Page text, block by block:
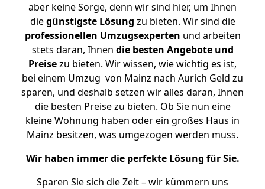
aber keine Sorge, denn wir sind hier, um Ihnen
diegünstigste Lösung zu bieten. Wir sind die
professionellen Umzugsexperten und arbeiten
stets daran, Ihnen die besten Angebote und
Preisezu bieten. Wir wissen, wie wichtig es ist,
bei einem Umzug von Mainz nach Aurich Geld zu
sparen, und deshalb setzen wir alles daran, Ihnen
die besten Preise zu bieten. Ob Sie nun eine
kleine Wohnung haben oder ein großes Haus in
Mainz besitzen, was umgezogen werden muss.
Wir haben immer die perfekte Lösung für Sie.
Sparen Sie sich die Zeit – wir kümmern uns